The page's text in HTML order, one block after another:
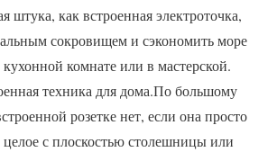
штука, как встроенная электроточка,
сокровищем и сэкономить море
комнате или в мастерской.
техника для дома.По большому
розетке нет, если она просто
целое с плоскостью столешницы или